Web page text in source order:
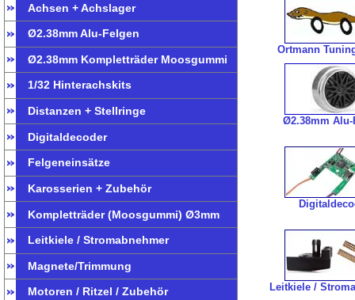
Achsen + Achslager
Ø2.38mm Alu-Felgen
Ø2.38mm Kompletträder Moosgummi
1/32 Hinterachskits
Distanzen + Stellringe
Digitaldecoder
Felgeneinsätze
Karosserien + Zubehör
Kompletträder (Moosgummi) Ø3mm
Leitkiele / Stromabnehmer
Magnete/Trimmung
Motoren / Ritzel / Zubehör
Ortmann
Ø2.38mm Alu-
Leitkiele /